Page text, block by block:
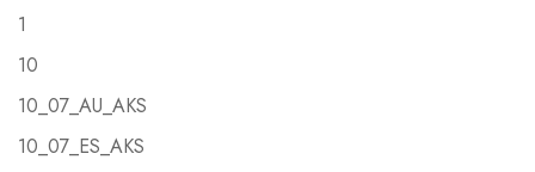
1
10
10_07_AU_AKS
10_07_ES_AKS